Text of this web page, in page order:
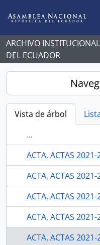
ARCHIVO
DEL ECUADOR
Vista de árbol
...
ACTA, ACTAS
ACTA, ACTAS
ACTA, ACTAS
ACTA, ACTAS
ACTA, ACTAS